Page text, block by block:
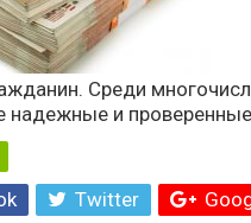
Среди
надежные и
Twitter